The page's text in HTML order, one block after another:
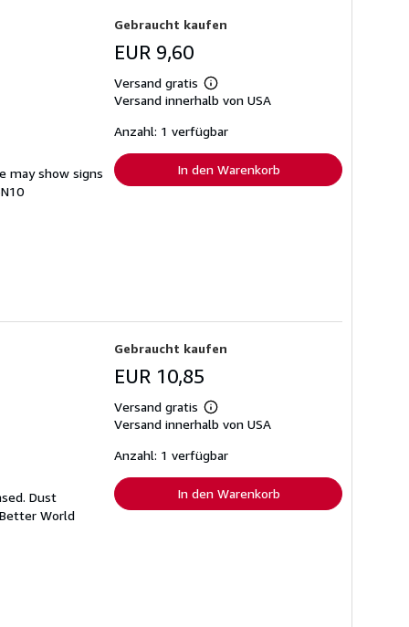
may show signs
Gebraucht kaufen
EUR 9,60
Versand gratis
Weitere
Informationen
Versandkosten
Versand innerhalb von USA
Anzahl: 1 verfügbar
In den Warenkorb
Dust
World
Gebraucht kaufen
EUR 10,85
Versand gratis
Weitere
Informationen
Versandkosten
Versand innerhalb von USA
Anzahl: 1 verfügbar
In den Warenkorb